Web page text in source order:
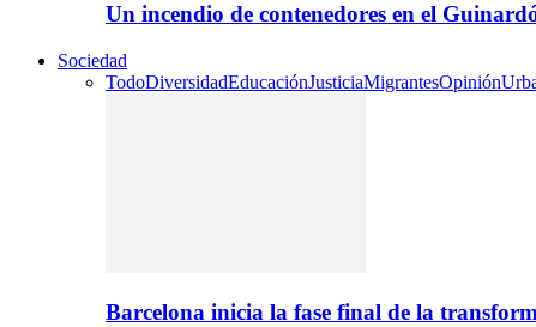
Un incendio de contenedores en el
Sociedad
TodoDiversidadEducaciónJusticiaMigrantesOpinión
Barcelona inicia la fase final de la